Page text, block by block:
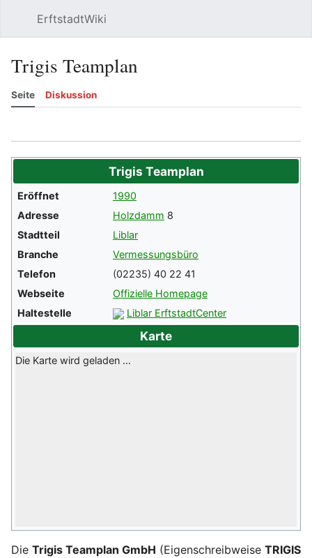
ErftstadtWiki
Trigis Teamplan
Seite Diskussion
Trigis Teamplan
Eröffnet
1990
Adresse
Holzdamm 8
Stadtteil
Liblar
Branche
Vermessungsbüro
Telefon
(02235) 40 22 41
Webseite
Offizielle Homepage
Haltestelle
Liblar ErftstadtCenter
Karte
Die Karte wird geladen …
Die Trigis Teamplan GmbH (Eigenschreibweise TRIGIS